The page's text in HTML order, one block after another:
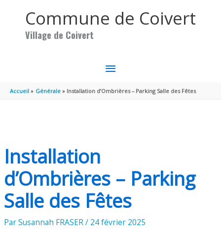
Commune de Coivert
Village de Coivert
MENU
PRINCIPAL
Accueil Générale Installation d’Ombrières – Parking Salle des Fêtes
Installation
d’Ombrières – Parking
Salle des Fêtes
ParSusannah FRASER/ 24 février 2025